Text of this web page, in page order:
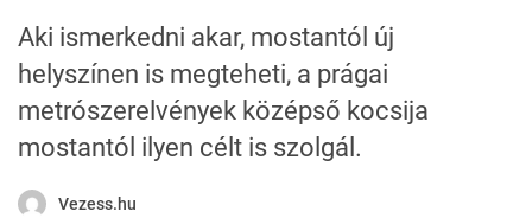
Aki ismerkedni akar, mostantól új
helyszínen is megteheti, a prágai
metrószerelvények középső kocsija
mostantól ilyen célt is szolgál.
Vezess.hu